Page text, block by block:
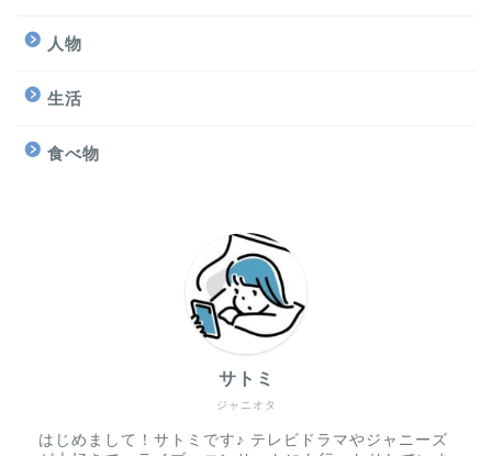
人物
生活
食べ物
ジャニオタ
サトミ
はじめまして！サトミです♪ テレビドラマやジャニーズ